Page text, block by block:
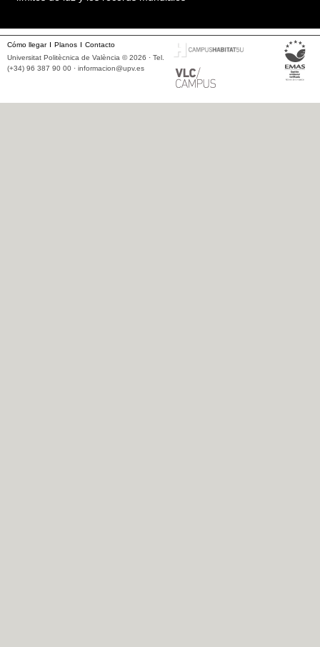
Cómo llegar Planos
Contacto
Universitat Politècnica de València © 2026 · Tel.
(+34) 96 387 90 00 · informacion@upv.es